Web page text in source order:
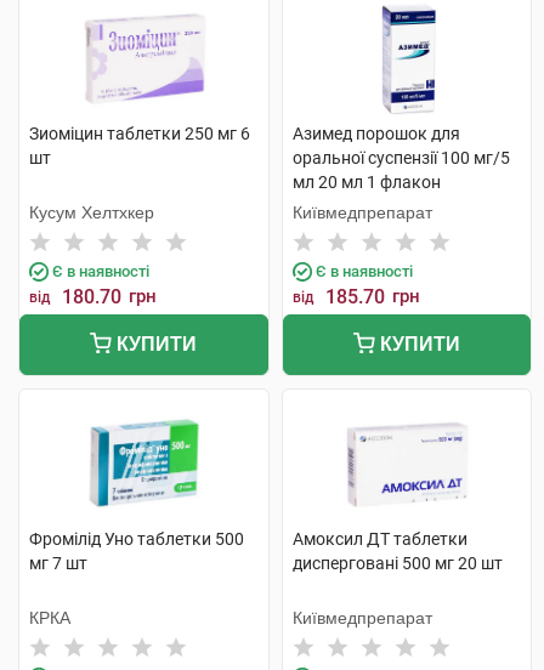
Зиоміцин таблетки 250 мг 6
шт
Кусум Хелтхкер
Є в наявності
від 180.70 грн
КУПИТИ
Азимед порошок для
оральної суспензії 100 мг/5
мл 20 мл 1 флакон
Київмедпрепарат
Є в наявності
від 185.70 грн
КУПИТИ
Фромілід Уно таблетки 500
мг 7 шт
КРКА
Амоксил ДТ таблетки
дисперговані 500 мг 20 шт
Київмедпрепарат